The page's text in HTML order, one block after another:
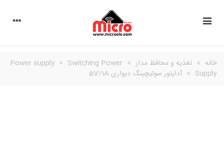
خانه > تغذیه و محافظ مدار >
Power supply > Switching Power
Supply
> آداپتور سوئیچینگ دیواری 5V/1A